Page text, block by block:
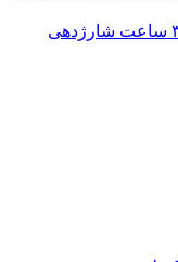
بررسی لپ‌تاپ Dell 14S؛ نزدیک به ۳۶ ساعت شارژدهی